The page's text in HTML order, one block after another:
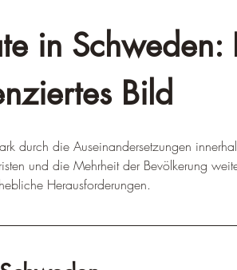
in Schweden:
Bild
durch die Auseinandersetzungen
und die Mehrheit der Bevölkerung
Herausforderungen.